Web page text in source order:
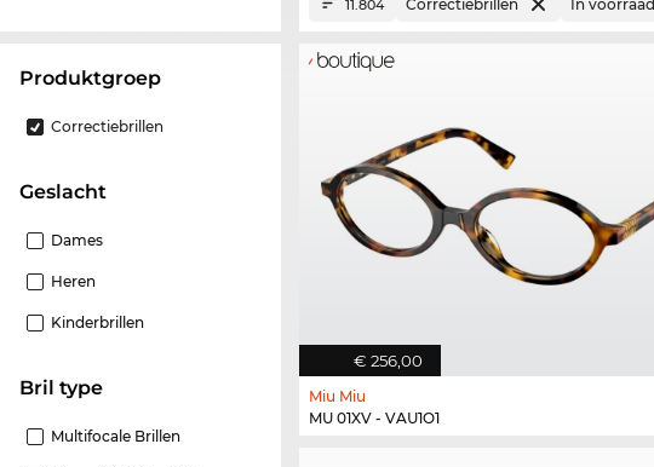
Produktgroep
Correctiebrillen
Geslacht
Dames
Heren
Kinderbrillen
Bril type
Multifocale Brillen
11.804 Correctiebrillen In voorraad
€ 256,00
Miu Miu
MU 01XV - VAU1O1